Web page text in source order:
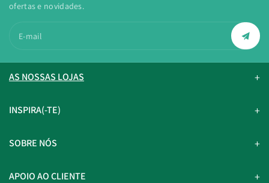
ofertas e novidades.
E-mail
AS NOSSAS LOJAS
INSPIRA(-TE)
SOBRE NÓS
APOIO AO CLIENTE